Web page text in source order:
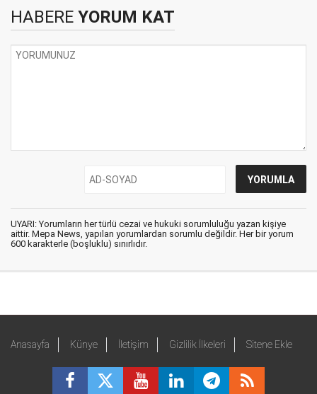
HABERE YORUM KAT
UYARI: Yorumların her türlü cezai ve hukuki sorumluluğu yazan kişiye
aittir. Mepa News, yapılan yorumlardan sorumlu değildir. Her bir yorum
600 karakterle (boşluklu) sınırlıdır.
Anasayfa Künye İletişim Gizlilik İlkeleri Sitene Ekle